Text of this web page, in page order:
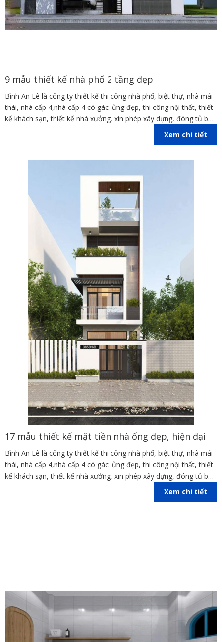
9 mẫu thiết kế nhà phố 2 tầng đẹp
Bình An Lê là công ty thiết kế thi công nhà phố, biệt thự, nhà mái
thái, nhà cấp 4,nhà cấp 4 có gác lửng đẹp, thi công nội thất, thiết
kế khách sạn, thiết kế nhà xưởng, xin phép xây dựng, đóng tủ bếp
trên địa bàn các tỉnh Đồng Nai, Bình Dương, TP Hồ Chí Minh,
Xem chi tiết
17 mẫu thiết kế mặt tiền nhà ống đẹp, hiện đại
Bình An Lê là công ty thiết kế thi công nhà phố, biệt thự, nhà mái
thái, nhà cấp 4,nhà cấp 4 có gác lửng đẹp, thi công nội thất, thiết
kế khách sạn, thiết kế nhà xưởng, xin phép xây dựng, đóng tủ bếp
trên địa bàn các tỉnh Đồng Nai, Bình Dương, TP Hồ Chí Minh,
Xem chi tiết